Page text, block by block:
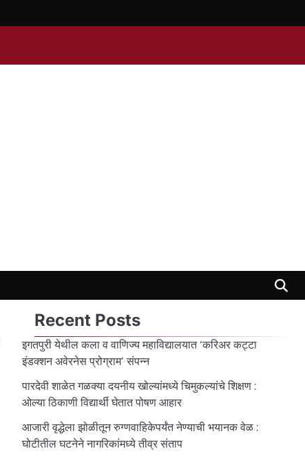
Recent Posts
इगतपुरी येथील कला व वाणिज्य महाविद्यालयात ‘करिअर कट्टा
इंडक्शन अवेरनेस प्रोग्राम’ संपन्न
पारदेवी शाळेत गळक्या दयनीय खोल्यांमध्ये चिमुकल्यांचे शिक्षण :
ओल्या ठिकाणी विद्यार्थी घेतात पोषण आहार
आजारी वृद्धेला झोळीतून रुग्णवाहिकेपर्यंत नेण्याची भयानक वेळ :
घोटीतील घटनेने नागरिकांमध्ये तीव्र संताप